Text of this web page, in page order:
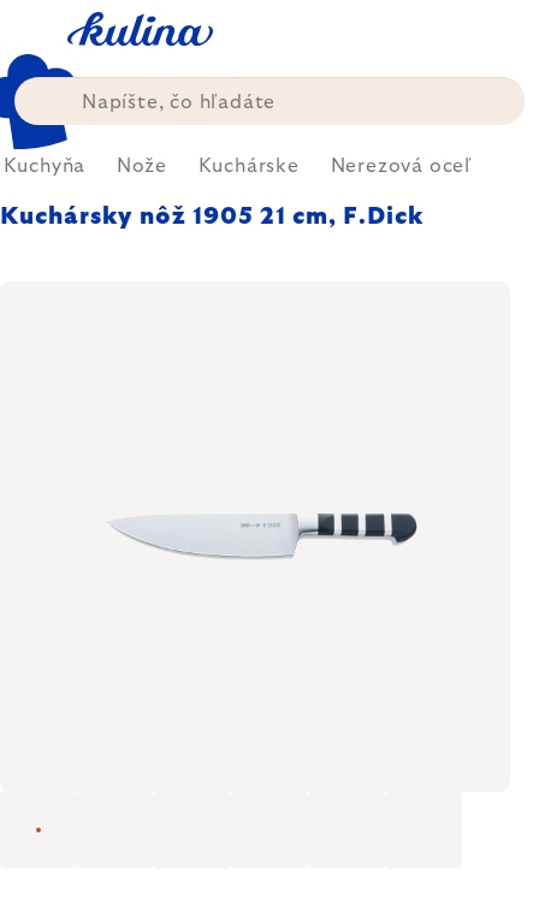
obsah
Kuchyňa Nože Kuchárske Nerezová oceľ
Kuchársky nôž 1905 21 cm, F.Dick